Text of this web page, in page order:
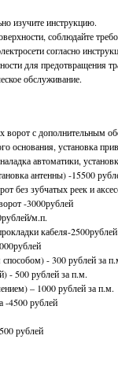
изучите инструкцию.
соблюдайте
согласно
для предотвращения
обслуживание.
ворот с дополнительным
основания, установка
автоматики,
антенны) -15500
без зубчатых реек и
-3000рублей
м.п.
кабеля-2500рублей
- 300 рублей за
- 500 рублей за п.м.
– 1000 рублей за п.м.
-4500 рублей
рублей